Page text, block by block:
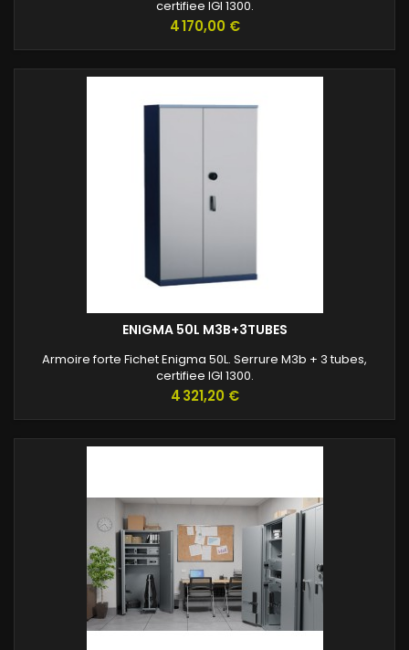
certifiee IGI 1300.
Prix
4 170,00 €
ENIGMA 50L M3B+3TUBES
Armoire forte Fichet Enigma 50L. Serrure M3b + 3 tubes,
certifiee IGI 1300.
Prix
4 321,20 €